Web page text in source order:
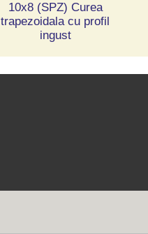
10x8 (SPZ) Curea
trapezoidala cu profil
ingust